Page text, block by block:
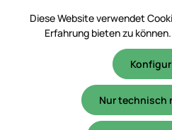
Diese Website verwendet
Erfahrung bieten zu können.
Nur technisch